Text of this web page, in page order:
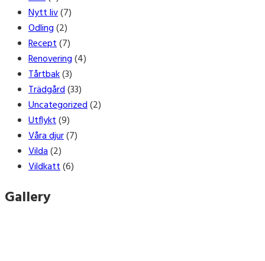
Nytt liv(7)
Odling(2)
Recept(7)
Renovering(4)
Tårtbak(3)
Trädgård(33)
Uncategorized(2)
Utflykt(9)
Våra djur(7)
Vilda(2)
Vildkatt(6)
Gallery